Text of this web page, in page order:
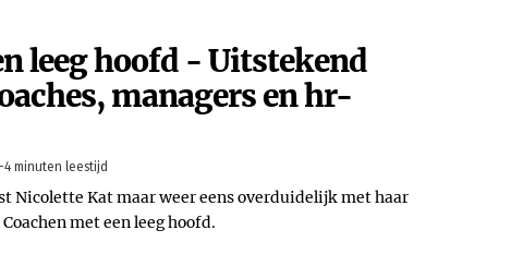
leeg hoofd - Uitstekend
managers en hr-
4 minuten leestijd
Nicolette Kat maar weer eens overduidelijk met haar
met een leeg hoofd.